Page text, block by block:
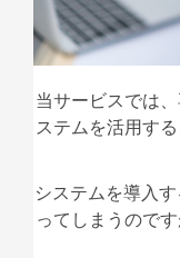
当サービスでは
ステムを活用する
システムを導入す
ってしまうので